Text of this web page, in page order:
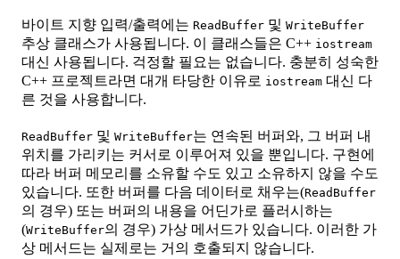
바이트 지향 입력/출력에는 ReadBuffer 및 WriteBuffer
추상 클래스가 사용됩니다. 이 클래스들은 C++ iostream
대신 사용됩니다. 걱정할 필요는 없습니다. 충분히 성숙한
C++ 프로젝트라면 대개 타당한 이유로 iostream 대신 다
른 것을 사용합니다.
ReadBuffer 및 WriteBuffer는 연속된 버퍼와, 그 버퍼 내
위치를 가리키는 커서로 이루어져 있을 뿐입니다. 구현에
따라 버퍼 메모리를 소유할 수도 있고 소유하지 않을 수도
있습니다. 또한 버퍼를 다음 데이터로 채우는(ReadBuffer
의 경우) 또는 버퍼의 내용을 어딘가로 플러시하는
(WriteBuffer의 경우) 가상 메서드가 있습니다. 이러한 가
상 메서드는 실제로는 거의 호출되지 않습니다.